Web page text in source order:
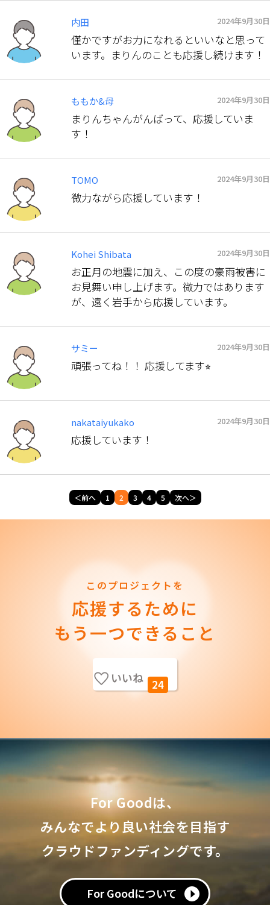
内田 2024年9月30日
僅かですがお力になれるといいなと思って
います。まりんのことも応援し続けます！
ももか&母 2024年9月30日
まりんちゃんがんばって、応援していま
す！
TOMO 2024年9月30日
微力ながら応援しています！
Kohei Shibata 2024年9月30日
お正月の地震に加え、この度の豪雨被害に
お見舞い申し上げます。微力ではあります
が、遠く岩手から応援しています。
サミー 2024年9月30日
頑張ってね！！ 応援してます⭐︎
nakataiyukako 2024年9月30日
応援しています！
＜前へ 1 2 3 4 5 次へ＞
このプロジェクトを
応援するために
もう一つできること
いいね 24
For Goodは、
みんなでより良い社会を目指す
クラウドファンディングです。
For Goodについて